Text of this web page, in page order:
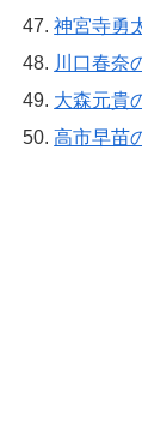
神宮寺勇
川口春奈
大森元貴
高市早苗